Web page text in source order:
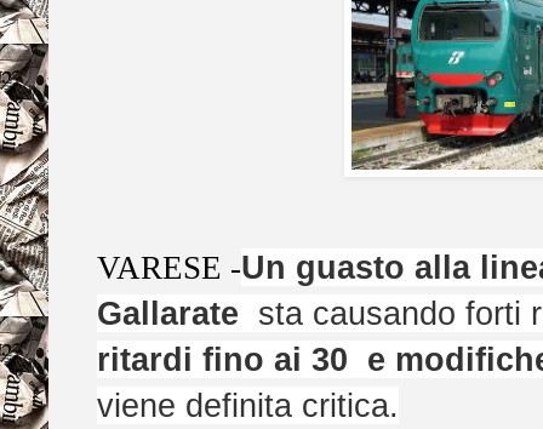
VARESE -Un guasto alla
Gallarate sta causando forti
ritardi fino ai 30 e
viene definita critica.